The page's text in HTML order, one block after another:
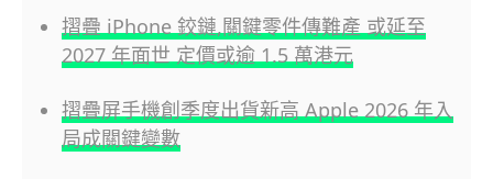
摺疊 iPhone 鉸鏈,關鍵零件傳難產 或延至
2027 年面世 定價或逾 1.5 萬港元
摺疊屏手機創季度出貨新高 Apple 2026 年入
局成關鍵變數